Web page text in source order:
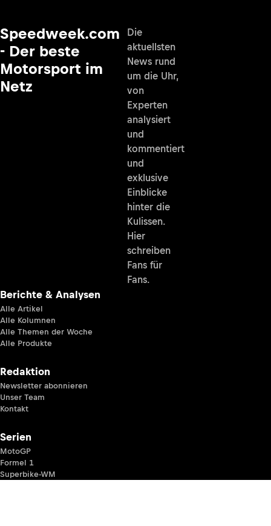
Speedweek.com
- Der beste
Motorsport im
Netz
Die
aktuellsten
News rund
um die Uhr,
von
Experten
analysiert
und
kommentiert
und
exklusive
Einblicke
hinter die
Kulissen.
Hier
schreiben
Fans für
Fans.
Berichte & Analysen
Alle Artikel
Alle Kolumnen
Alle Themen der Woche
Alle Produkte
Redaktion
Newsletter abonnieren
Unser Team
Kontakt
Serien
MotoGP
Formel 1
Superbike-WM